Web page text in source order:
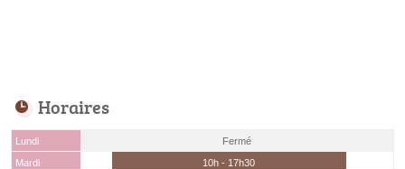
Horaires
Lundi
Fermé
Mardi
10h - 17h30